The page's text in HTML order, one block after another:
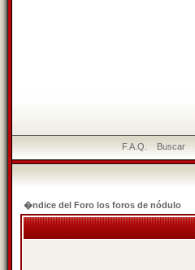
F.A.Q. Buscar
�ndice del Foro los foros de nódulo